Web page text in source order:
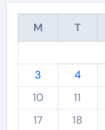
M T
3
4
10
11
17
18